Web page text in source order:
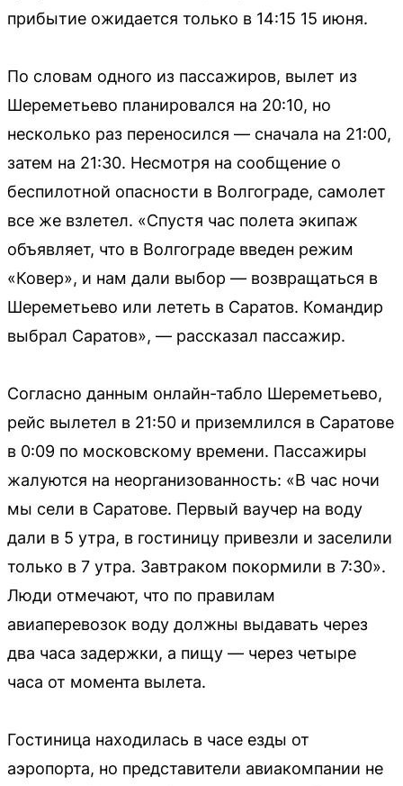
прибытие ожидается только в 14:15 15 июня.
По словам одного из пассажиров, вылет из
Шереметьево планировался на 20:10, но
несколько раз переносился — сначала на 21:00,
затем на 21:30. Несмотря на сообщение о
беспилотной опасности в Волгограде, самолет
все же взлетел. «Спустя час полета экипаж
объявляет, что в Волгограде введен режим
«Ковер», и нам дали выбор — возвращаться в
Шереметьево или лететь в Саратов. Командир
выбрал Саратов», — рассказал пассажир.
Согласно данным онлайн-табло Шереметьево,
рейс вылетел в 21:50 и приземлился в Саратове
в 0:09 по московскому времени. Пассажиры
жалуются на неорганизованность: «В час ночи
мы сели в Саратове. Первый ваучер на воду
дали в 5 утра, в гостиницу привезли и заселили
только в 7 утра. Завтраком покормили в 7:30».
Люди отмечают, что по правилам
авиаперевозок воду должны выдавать через
два часа задержки, а пищу — через четыре
часа от момента вылета.
Гостиница находилась в часе езды от
аэропорта, но представители авиакомпании не